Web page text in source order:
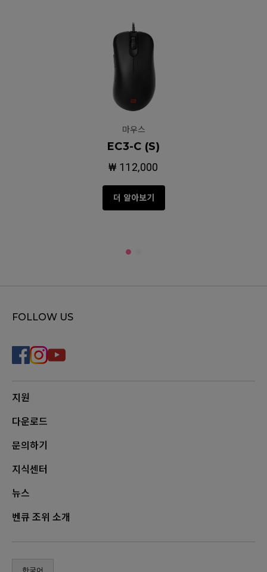
마우스
EC3-C (S)
₩ 112,000
더 알아보기
FOLLOW US
지원
다운로드
문의하기
지식센터
뉴스
벤큐 조위 소개
한국어